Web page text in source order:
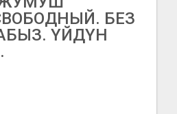
БЕЗ
ҮЙДҮН